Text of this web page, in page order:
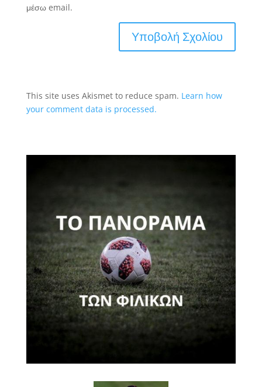
μέσω email.
This site uses Akismet to reduce spam. Learn how
your comment data is processed.